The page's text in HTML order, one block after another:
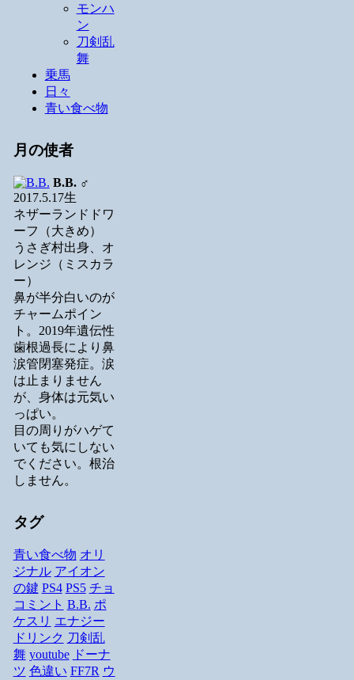
モンハ
ン
刀剣乱
舞
乗馬
日々
青い食べ物
月の使者
B.B.♂
2017.5.17生
ネザーランドドワ
ーフ（大きめ）
うさぎ村出身、オ
レンジ（ミスカラ
ー）
鼻が半分白いのが
チャームポイン
ト。2019年遺伝性
歯根過長により鼻
涙管閉塞発症。涙
は止まりません
が、身体は元気い
っぱい。
目の周りがハゲて
いても気にしない
でください。根治
しません。
タグ
青い食べ物 オリ
ジナル アイオン
の鍵 PS4 PS5 チョ
コミント B.B. ポ
ケスリ エナジー
ドリンク 刀剣乱
舞 youtube
ドーナ
ツ 色違い FF7R ウ